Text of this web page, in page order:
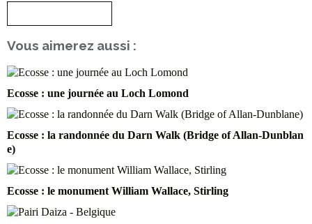
Vous aimerez aussi :
Ecosse : une journée au Loch Lomond
Ecosse : la randonnée du Darn Walk (Bridge of Allan-Dunblan
e)
Ecosse : le monument William Wallace, Stirling